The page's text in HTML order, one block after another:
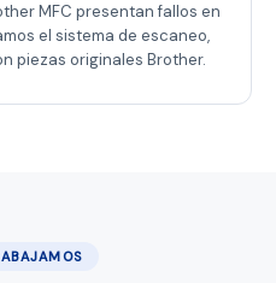
MFC presentan fallos en
el sistema de escaneo,
piezas originales Brother.